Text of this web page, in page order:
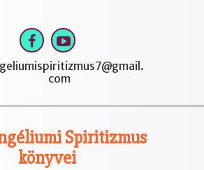
com
Spiritizmus
könyvei